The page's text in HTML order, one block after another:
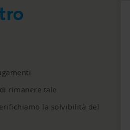
rimanere tale
la solvibilità del